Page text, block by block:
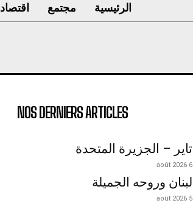
الرئيسية مجتمع اقتصاد
NOS DERNIERS ARTICLES
تاير – الجزيرة المتحدة
6 août 2026
لبنان وروحه الجميلة
5 août 2026